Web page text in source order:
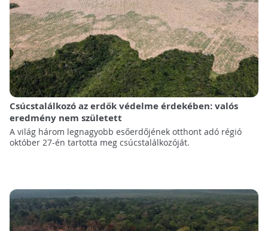
Csúcstalálkozó az erdők védelme érdekében: valós
eredmény nem született
A világ három legnagyobb esőerdőjének otthont adó régió
október 27-én tartotta meg csúcstalálkozóját.